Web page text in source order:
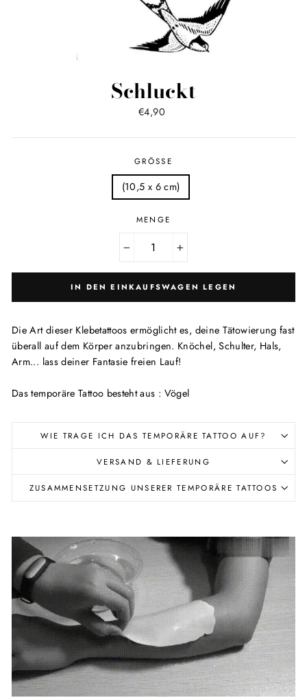
Schluckt
Normaler
€4,90
GRÖSSE
(10,5 x 6 cm)
MENGE
IN DEN EINKAUFSWAGEN LEGEN
Die Art dieser Klebetattoos ermöglicht es, deine Tätowierung fast
überall auf dem Körper anzubringen. Knöchel, Schulter, Hals,
Arm... lass deiner Fantasie freien Lauf!
Das temporäre Tattoo besteht aus : Vögel
WIE TRAGE ICH DAS TEMPORÄRE TATTOO AUF?
VERSAND & LIEFERUNG
ZUSAMMENSETZUNG UNSERER TEMPORÄRE TATTOOS